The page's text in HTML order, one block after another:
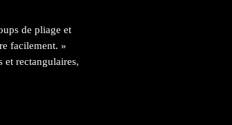
de pliage et
facilement. »
et rectangulaires,